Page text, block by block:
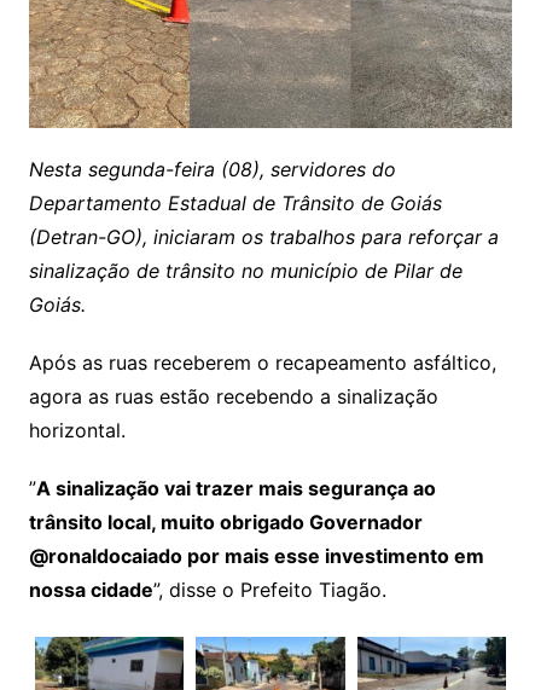
Nesta segunda-feira (08), servidores do
Departamento Estadual de Trânsito de Goiás
(Detran-GO), iniciaram os trabalhos para reforçar a
sinalização de trânsito no município de Pilar de
Goiás.
Após as ruas receberem o recapeamento asfáltico,
agora as ruas estão recebendo a sinalização
horizontal.
”A sinalização vai trazer mais segurança ao
trânsito local, muito obrigado Governador
@ronaldocaiado por mais esse investimento em
nossa cidade”, disse o Prefeito Tiagão.